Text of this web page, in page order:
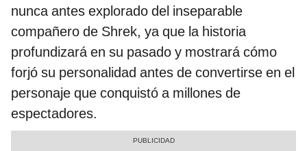
nunca antes explorado del inseparable
compañero de Shrek, ya que la historia
profundizará en su pasado y mostrará cómo
forjó su personalidad antes de convertirse en el
personaje que conquistó a millones de
espectadores.